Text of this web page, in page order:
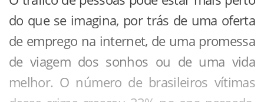
do que se imagina, por trás de uma oferta
de emprego na internet, de uma promessa
de viagem dos sonhos ou de uma vida
melhor. O número de brasileiros vítimas